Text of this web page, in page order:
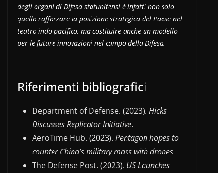
degli organi di Difesa statunitensi è infatti non solo
quello rafforzare la posizione strategica del Paese nel
teatro indo-pacifico, ma costituire anche un modello
per le future innovazioni nel campo della Difesa.
Riferimenti bibliografici
Department of Defense. (2023). Hicks
Discusses Replicator Initiative.
AeroTime Hub. (2023). Pentagon hopes to
counter China’s military mass with drones.
The Defense Post. (2023). US Launches